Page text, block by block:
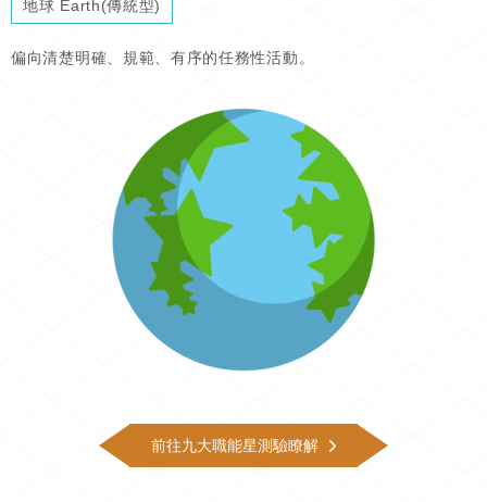
地球 Earth(傳統型)
偏向清楚明確、規範、有序的任務性活動。
前往九大職能星測驗瞭解